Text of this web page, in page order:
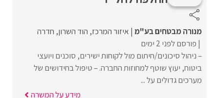
מנורה מבטחים בע"מ איזור המרכז הוד השרון חדרה
פורסם לפני 2 ימים
– ניהול סיכונים/חיתום מול לקוחות ישירים, סוכנים ויועצי
ביטוח, יעוץ שוטף למחוזות החברה. – טיפול בחידושים של
מערכים גדולים על ...
מידע על המשרה